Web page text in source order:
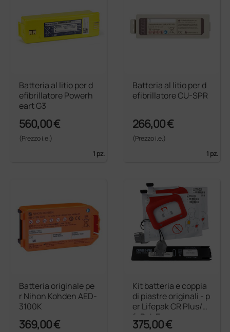
Batteria al litio per d
efibrillatore Powerh
eart G3
560,00 €
(Prezzo i.e.)
1 pz.
Batteria al litio per d
efibrillatore CU-SPR
266,00 €
(Prezzo i.e.)
1 pz.
Batteria originale pe
r Nihon Kohden AED-
3100K
369,00 €
Kit batteria e coppia
di piastre originali - p
er Lifepak CR Plus/Li
fePak Express
375,00 €